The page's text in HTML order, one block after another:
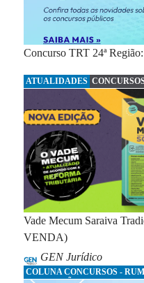
Concurso TRT 24ª
ATUALIDADES CONCURSOS
Vade Mecum Saraiva
VENDA)
GEN Jurídico
COLUNA CONCURSOS -